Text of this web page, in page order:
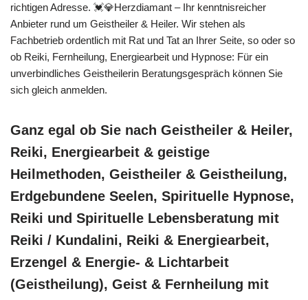
richtigen Adresse. 💓️💎Herzdiamant – Ihr kenntnisreicher
Anbieter rund um Geistheiler & Heiler. Wir stehen als
Fachbetrieb ordentlich mit Rat und Tat an Ihrer Seite, so oder so
ob Reiki, Fernheilung, Energiearbeit und Hypnose: Für ein
unverbindliches Geistheilerin Beratungsgespräch können Sie
sich gleich anmelden.
Ganz egal ob Sie nach Geistheiler & Heiler,
Reiki, Energiearbeit & geistige
Heilmethoden, Geistheiler & Geistheilung,
Erdgebundene Seelen, Spirituelle Hypnose,
Reiki und Spirituelle Lebensberatung mit
Reiki / Kundalini, Reiki & Energiearbeit,
Erzengel & Energie- & Lichtarbeit
(Geistheilung), Geist & Fernheilung mit